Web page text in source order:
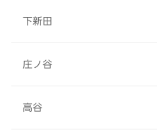
下新田
庄ノ谷
高谷